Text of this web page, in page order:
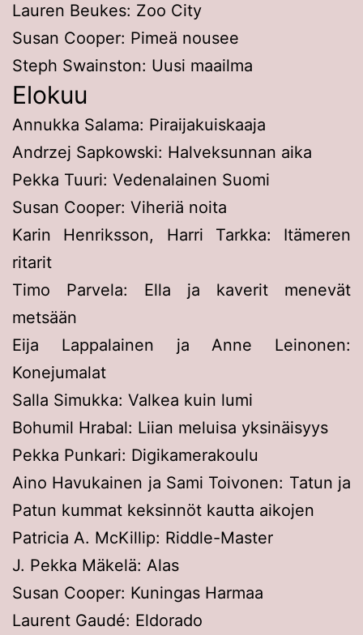
Lauren Beukes: Zoo City
Susan Cooper: Pimeä nousee
Steph Swainston: Uusi maailma
Elokuu
Annukka Salama: Piraijakuiskaaja
Andrzej Sapkowski: Halveksunnan aika
Pekka Tuuri: Vedenalainen Suomi
Susan Cooper: Viheriä noita
Karin Henriksson, Harri Tarkka: Itämeren
ritarit
Timo Parvela: Ella ja kaverit menevät
metsään
Eija Lappalainen ja Anne Leinonen:
Konejumalat
Salla Simukka: Valkea kuin lumi
Bohumil Hrabal: Liian meluisa yksinäisyys
Pekka Punkari: Digikamerakoulu
Aino Havukainen ja Sami Toivonen: Tatun ja
Patun kummat keksinnöt kautta aikojen
Patricia A. McKillip: Riddle-Master
J. Pekka Mäkelä: Alas
Susan Cooper: Kuningas Harmaa
Laurent Gaudé: Eldorado